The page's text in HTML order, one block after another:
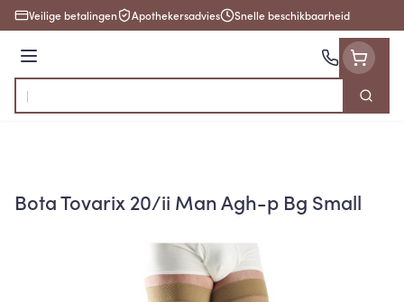
Ga naar de inhoud
Veilige betalingen Apothekersadvies Snelle beschikbaarheid
Menu
Product, merk, categorie...
Zoek
Bota Tovarix 20/ii Man Agh-p Bg Small